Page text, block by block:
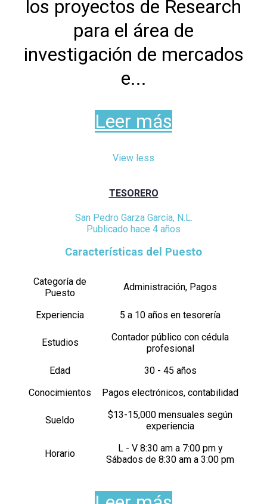
los proyectos de Research
para el área de
investigación de mercados
e...
Leer más
View less
TESORERO
San Pedro Garza García, N.L.
Publicado hace 4 años
Características del Puesto
Categoría de
Puesto
Administración, Pagos
Experiencia 5 a 10 años en tesorería
Estudios
Contador público con cédula
profesional
Edad
30 - 45 años
Conocimientos
Pagos electrónicos, contabilidad
Sueldo
$13-15,000 mensuales según
experiencia
Horario
L - V 8:30 am a 7:00 pm y
Sábados de 8:30 am a 3:00 pm